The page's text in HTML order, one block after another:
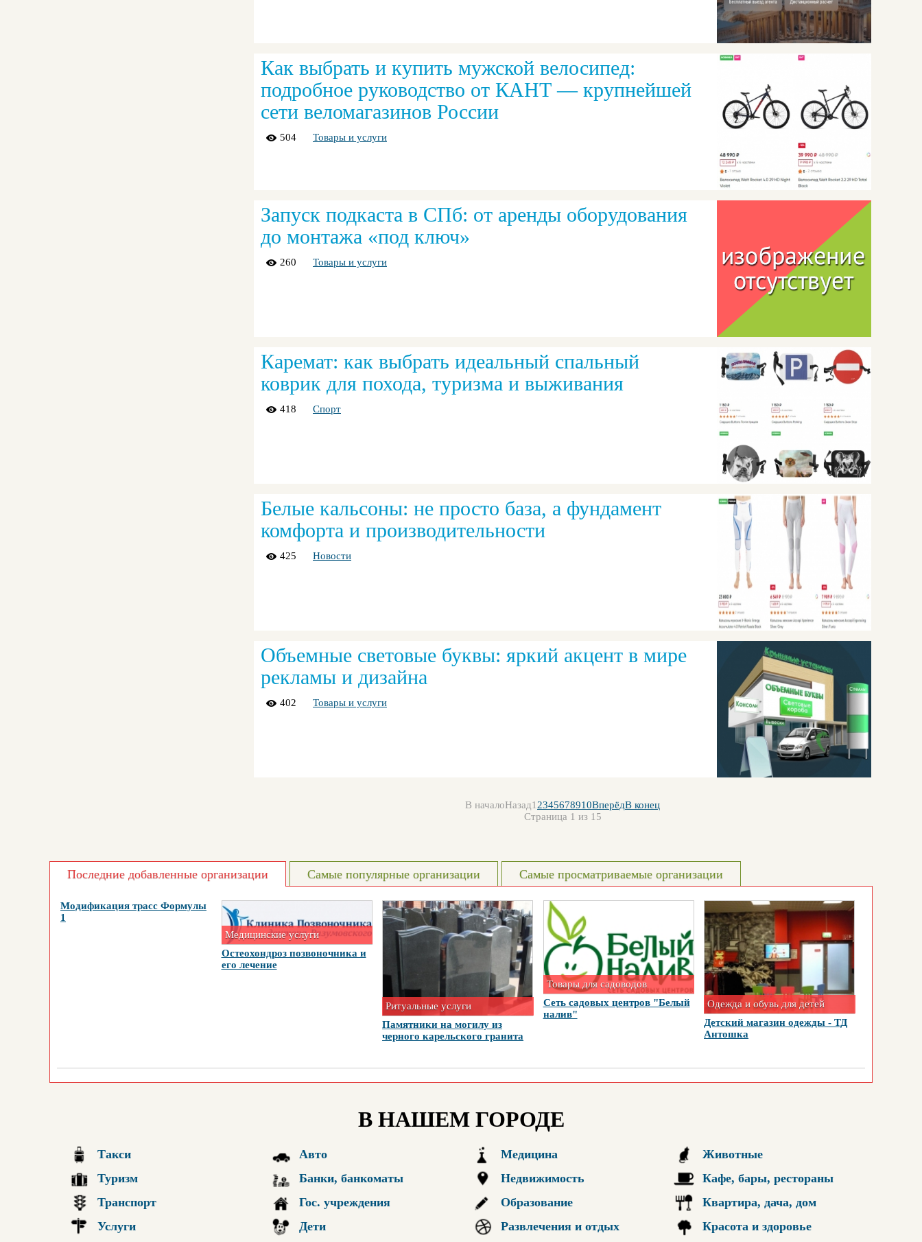
Как выбрать и купить мужской велосипед:
подробное руководство от КАНТ — крупнейшей
сети веломагазинов России
504 Товары и услуги
Запуск подкаста в СПб: от аренды оборудования
до монтажа «под ключ»
260 Товары и услуги
Каремат: как выбрать идеальный спальный
коврик для похода, туризма и выживания
418 Спорт
Белые кальсоны: не просто база, а фундамент
комфорта и производительности
425 Новости
Объемные световые буквы: яркий акцент в мире
рекламы и дизайна
402 Товары и услуги
В началоНазад1 2345678910ВперёдВ конец
Страница 1 из 15
Последние добавленные организации
Модификация трасс Формулы
1
Медицинские услуги
Остеохондроз позвоночника и
его лечение
Ритуальные услуги
Памятники на могилу из
черного карельского гранита
Товары для садоводов
Сеть садовых центров "Белый
налив"
Одежда и обувь для детей
Детский магазин одежды - ТД
Антошка
Самые популярные организации Самые просматриваемые организации
В НАШЕМ ГОРОДЕ
Такси
Туризм
Транспорт
Услуги
Авто
Банки, банкоматы
Гос. учреждения
Дети
Медицина
Недвижимость
Образование
Развлечения и отдых
Животные
Кафе, бары, рестораны
Квартира, дача, дом
Красота и здоровье